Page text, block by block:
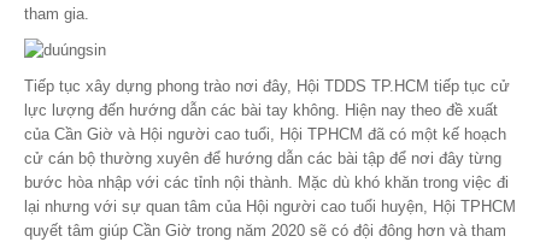
tham gia.
Tiếp tục xây dựng phong trào nơi đây, Hội TDDS TP.HCM tiếp tục cử
lực lượng đến hướng dẫn các bài tay không. Hiện nay theo đề xuất
của Cần Giờ và Hội người cao tuổi, Hội TPHCM đã có một kế hoạch
cử cán bộ thường xuyên để hướng dẫn các bài tập để nơi đây từng
bước hòa nhập với các tỉnh nội thành. Mặc dù khó khăn trong việc đi
lại nhưng với sự quan tâm của Hội người cao tuổi huyện, Hội TPHCM
quyết tâm giúp Cần Giờ trong năm 2020 sẽ có đội đông hơn và tham